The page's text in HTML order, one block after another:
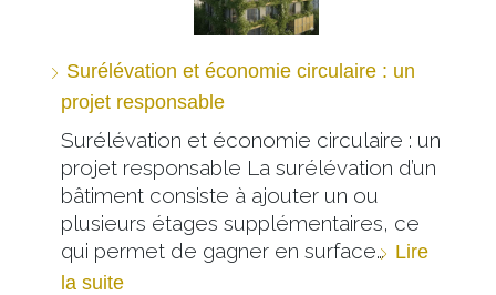
Surélévation et économie circulaire : un
projet responsable
Surélévation et économie circulaire : un
projet responsable La surélévation d’un
bâtiment consiste à ajouter un ou
plusieurs étages supplémentaires, ce
qui permet de gagner en surface… Lire
la suite